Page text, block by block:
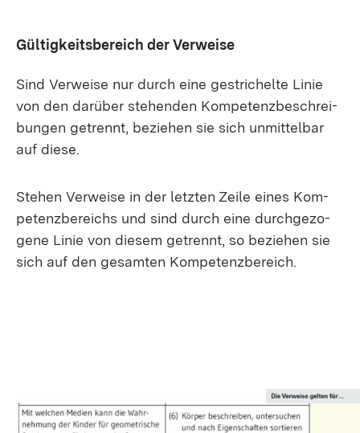
Gül­tig­keits­be­reich der Ver­wei­se
Sind Ver­wei­se nur durch ei­ne ge­stri­chel­te Li­nie
von den dar­über ste­hen­den Kom­pe­tenz­be­schrei­
bun­gen ge­trennt, be­zie­hen sie sich un­mit­tel­bar
auf die­se.
Ste­hen Ver­wei­se in der letz­ten Zei­le ei­nes Kom­
pe­tenz­be­reichs und sind durch ei­ne durch­ge­zo­
ge­ne Li­nie von die­sem ge­trennt, so be­zie­hen sie
sich auf den ge­sam­ten Kom­pe­tenz­be­reich.